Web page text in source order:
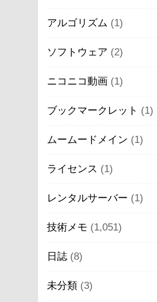
アルゴリズム (1)
ソフトウェア (2)
ニコニコ動画 (1)
ブックマークレット (1)
ムームードメイン (1)
ライセンス (1)
レンタルサーバー (1)
技術メモ (1,051)
日誌 (8)
未分類 (3)